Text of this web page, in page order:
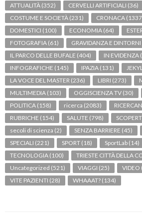
ATTUALITÀ (352) CERVELLI ARTIFICIALI (36)
COSTUME E SOCIETÀ (231) CRONACA
DOMESTICI (100) ECONOMIA (64)
FOTOGRAFIA (61) GRAVIDANZA E DINTORNI
IL PARCO DELLE BUFALE (404) IN EVIDENZA
INFOGRAFICHE (145) IPAZIA (131)
LA VOCE DEL MASTER (236) LIBRI (273)
MULTIMEDIA (103) OGGISCIENZA TV (30)
POLITICA (158) ricerca (2083)
RUBRICHE (154) SALUTE (798)
secoli di scienza (2) SENZA BARRIERE (45)
SPECIALI (221) SPORT (18) SportLab (14)
TECNOLOGIA (100) TRIESTE CITTÀ DELLA
Uncategorized (521) VIAGGI (25) VIDEO
VITE PAZIENTI (28) WHAAAT? (134)